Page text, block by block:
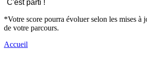
C'est parti !
*Votre score pourra évoluer selon les mises à
de votre parcours.
Accueil